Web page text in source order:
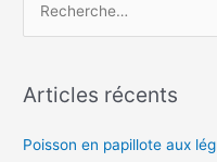
h
r
Articles récents
Poisson en papillote aux